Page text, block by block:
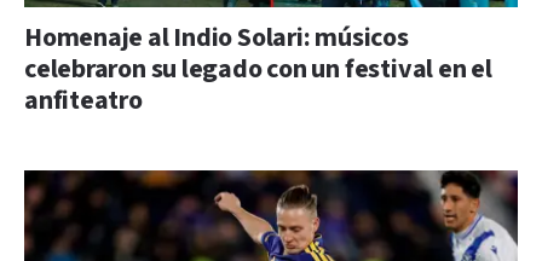
Homenaje al Indio Solari: músicos
celebraron su legado con un festival en el
anfiteatro